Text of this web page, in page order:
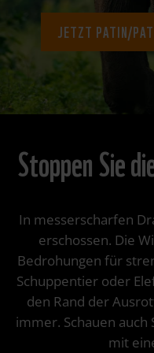
JETZT PATIN/
Stoppen Sie
In messerscharfen
erschossen. Die
Bedrohungen für
Schuppentier oder
den Rand der
immer. Schauen auch
mit